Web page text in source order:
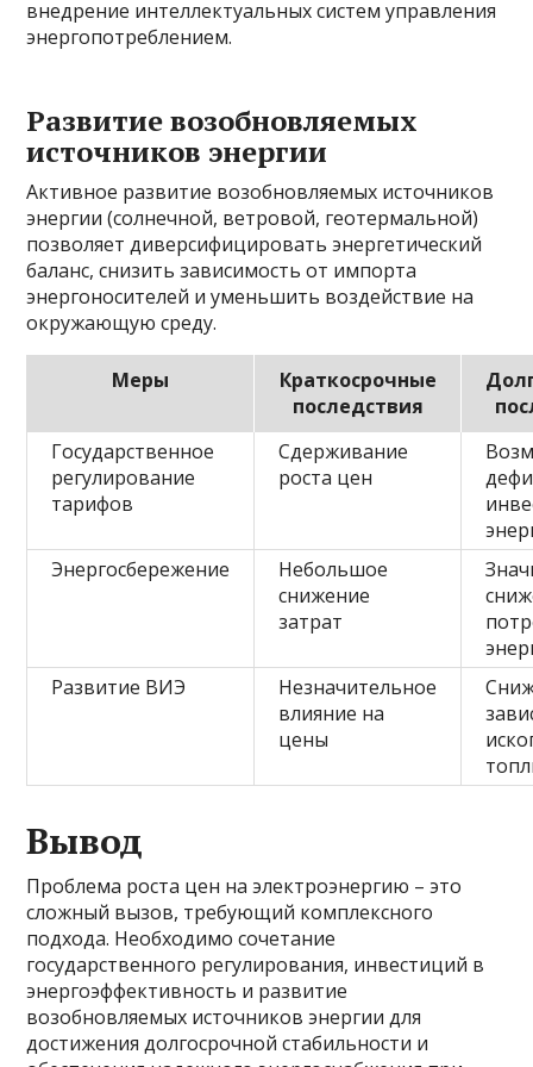
внедрение интеллектуальных систем управления
энергопотреблением.
Развитие возобновляемых
источников энергии
Активное развитие возобновляемых источников
энергии (солнечной, ветровой, геотермальной)
позволяет диверсифицировать энергетический
баланс, снизить зависимость от импорта
энергоносителей и уменьшить воздействие на
окружающую среду.
Меры
Краткосрочные
последствия
Государственное
регулирование
тарифов
Сдерживание
роста цен
Энергосбережение
Небольшое
снижение
затрат
Развитие ВИЭ
Незначительное
влияние на
цены
Вывод
Проблема роста цен на электроэнергию – это
сложный вызов, требующий комплексного
подхода. Необходимо сочетание
государственного регулирования, инвестиций в
энергоэффективность и развитие
возобновляемых источников энергии для
достижения долгосрочной стабильности и